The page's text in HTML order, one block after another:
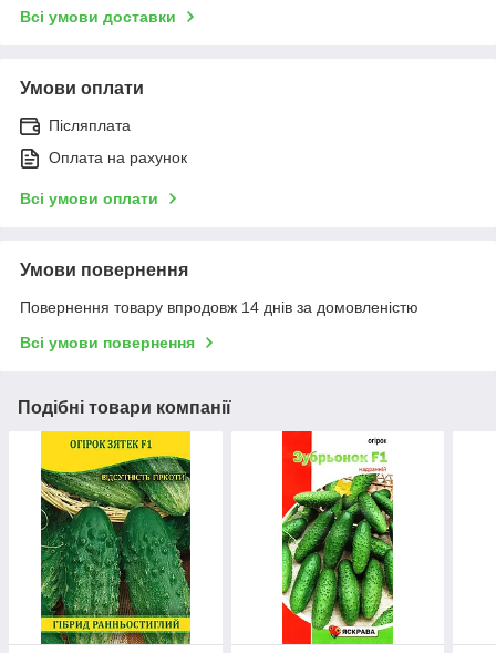
Всі умови доставки
Умови оплати
Післяплата
Оплата на рахунок
Всі умови оплати
Умови повернення
Повернення товару впродовж 14 днів за домовленістю
Всі умови повернення
Подібні товари компанії